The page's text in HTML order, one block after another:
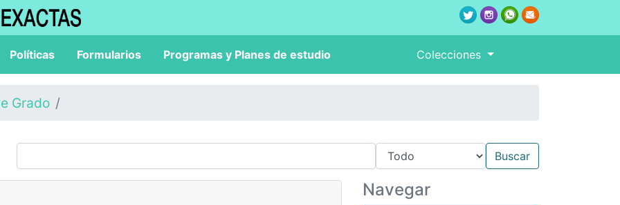
Políticas Formularios Programas y Planes de estudio Colecciones
Grado
Navegar